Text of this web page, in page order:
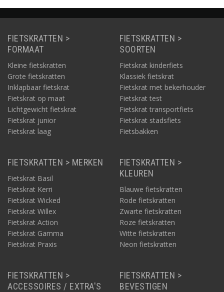
FIETSKRATTEN >
FORMAAT
Kleine fietskratten
Grote fietskratten
Inklapbaar fietskrat
Fietskrat op maat
Lichtgewicht fietskrat
Fietskrat junior
Fietskrat laag
FIETSKRATTEN >
SOORTEN
Fietskrat kinderfiets
Klassiek fietskrat
Fietskrat met bekerhouder
Fietskrat test
Fietskrat transportfiets
Fietskrat stadsfiets
Fietsbakken
FIETSKRATTEN > MERKEN
Fietskrat Basil
Fietskrat Kerri
Fietskrat Wicked
Fietskrat Willex
Fietskrat Action
Fietskrat Gamma
Fietskrat Praxis
FIETSKRATTEN >
KLEUREN
Blauwe fietskratten
Rode fietskratten
Zwarte fietskratten
Roze fietskratten
Witte fietskratten
Neon fietskratten
FIETSKRATTEN >
ACCESSOIRES / EXTRA'S
FIETSKRATTEN >
BEVESTIGEN